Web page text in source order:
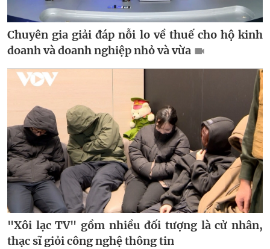
Chuyên gia giải đáp nỗi lo về thuế cho hộ kinh
doanh và doanh nghiệp nhỏ và vừa
"Xôi lạc TV" gồm nhiều đối tượng là cử nhân,
thạc sĩ giỏi công nghệ thông tin